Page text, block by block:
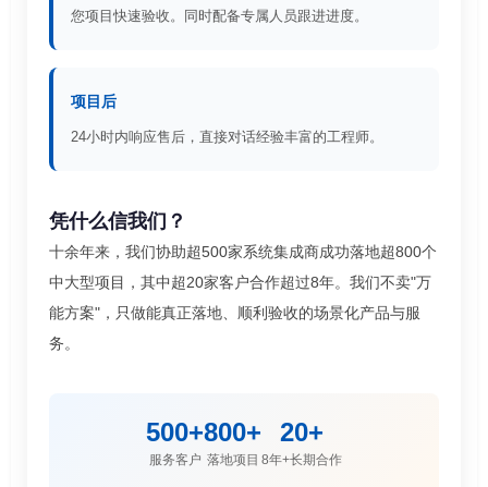
您项目快速验收。同时配备专属人员跟进进度。
项目后
24小时内响应售后，直接对话经验丰富的工程师。
凭什么信我们？
十余年来，我们协助超500家系统集成商成功落地超800个
中大型项目，其中超20家客户合作超过8年。我们不卖"万
能方案"，只做能真正落地、顺利验收的场景化产品与服
务。
500+
服务客户
800+
落地项目
20+
8年+长期合作